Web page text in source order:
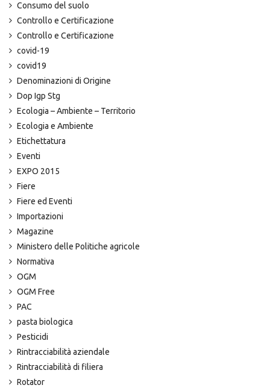
Consumo del suolo
Controllo e Certificazione
Controllo e Certificazione
covid-19
covid19
Denominazioni di Origine
Dop Igp Stg
Ecologia – Ambiente – Territorio
Ecologia e Ambiente
Etichettatura
Eventi
EXPO 2015
Fiere
Fiere ed Eventi
Importazioni
Magazine
Ministero delle Politiche agricole
Normativa
OGM
OGM Free
PAC
pasta biologica
Pesticidi
Rintracciabilità aziendale
Rintracciabilità di filiera
Rotator